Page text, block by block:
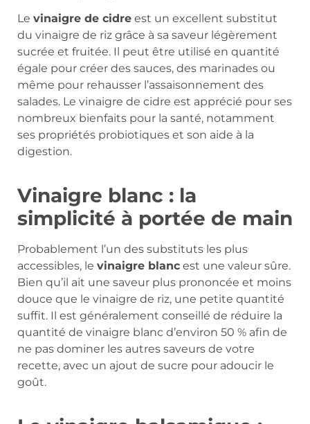
Le vinaigre de cidre est un excellent substitut
du vinaigre de riz grâce à sa saveur légèrement
sucrée et fruitée. Il peut être utilisé en quantité
égale pour créer des sauces, des marinades ou
même pour rehausser l’assaisonnement des
salades. Le vinaigre de cidre est apprécié pour ses
nombreux bienfaits pour la santé, notamment
ses propriétés probiotiques et son aide à la
digestion.
Vinaigre blanc : la
simplicité à portée de main
Probablement l’un des substituts les plus
accessibles, le vinaigre blanc est une valeur sûre.
Bien qu’il ait une saveur plus prononcée et moins
douce que le vinaigre de riz, une petite quantité
suffit. Il est généralement conseillé de réduire la
quantité de vinaigre blanc d’environ 50 % afin de
ne pas dominer les autres saveurs de votre
recette, avec un ajout de sucre pour adoucir le
goût.